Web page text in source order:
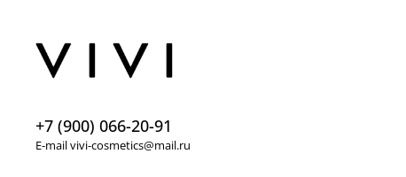
+7 (900) 066-20-91
E-mail vivi-cosmetics@mail.ru